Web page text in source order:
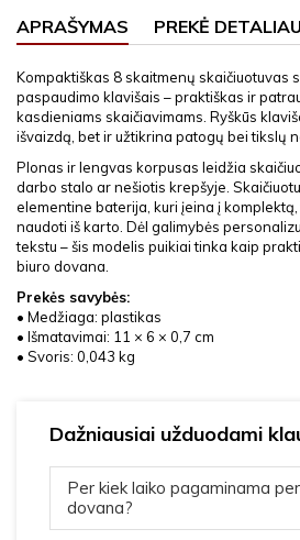
APRAŠYMAS PREKĖ DETALIAU
Kompaktiškas 8 skaitmenų skaičiuotuvas
paspaudimo klavišais – praktiškas ir
kasdieniams skaičiavimams. Ryškūs
išvaizdą, bet ir užtikrina patogų bei tikslų
Plonas ir lengvas korpusas leidžia
darbo stalo ar nešiotis krepšyje.
elementine baterija, kuri įeina į
naudoti iš karto. Dėl galimybės
tekstu – šis modelis puikiai tinka kaip
biuro dovana.
Prekės savybės:
• Medžiaga: plastikas
• Išmatavimai: 11 × 6 × 0,7 cm
• Svoris: 0,043 kg
Dažniausiai užduodami
Per kiek laiko pagaminama
dovana?